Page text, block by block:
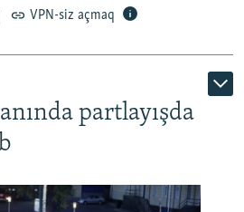
VPN-siz açmaq
partlayışda